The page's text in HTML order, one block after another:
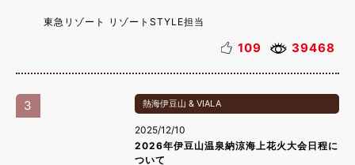
東急リゾート リゾートSTYLE担当
109 39468
3 熱海伊豆山 & VIALA
2025/12/10
2026年伊豆山温泉納涼海上花火大会日程に
ついて